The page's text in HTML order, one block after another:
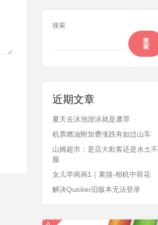
搜索
搜
索
近期文章
夏天去泳池游泳就是遭罪
机票燃油附加费涨跌有如过山车
山姆超市：是店大欺客还是水土不
服
女儿学画画1｜素描-相机中荷花
解决Quicker旧版本无法登录